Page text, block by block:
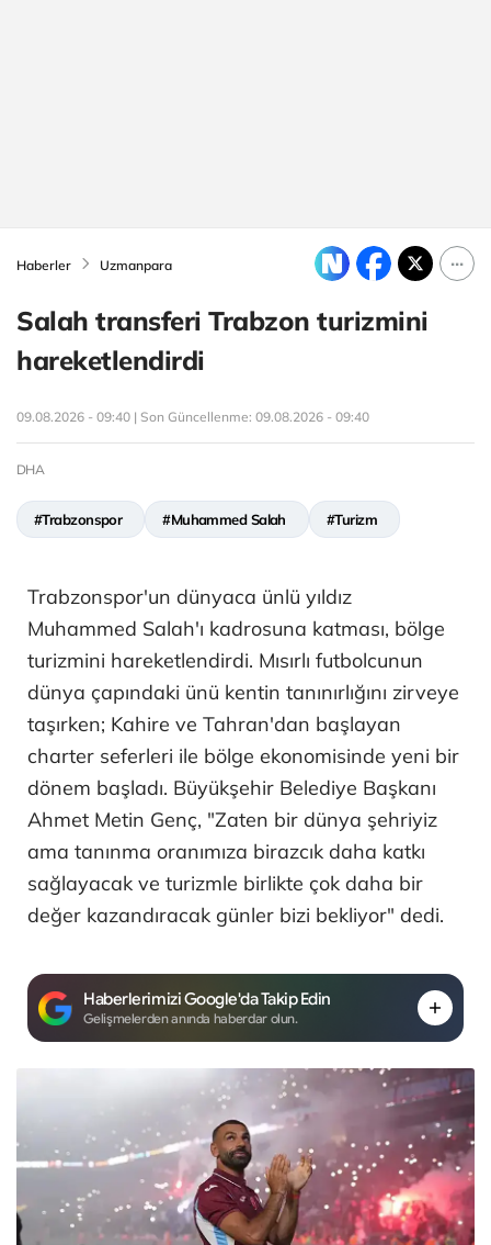
Haberler Uzmanpara
Salah transferi Trabzon turizmini
hareketlendirdi
09.08.2026 - 09:40 | Son Güncellenme: 09.08.2026 - 09:40
DHA
#Trabzonspor #Muhammed Salah #Turizm
Trabzonspor'un dünyaca ünlü yıldız
Muhammed Salah'ı kadrosuna katması, bölge
turizmini hareketlendirdi. Mısırlı futbolcunun
dünya çapındaki ünü kentin tanınırlığını zirveye
taşırken; Kahire ve Tahran'dan başlayan
charter seferleri ile bölge ekonomisinde yeni bir
dönem başladı. Büyükşehir Belediye Başkanı
Ahmet Metin Genç, "Zaten bir dünya şehriyiz
ama tanınma oranımıza birazcık daha katkı
sağlayacak ve turizmle birlikte çok daha bir
değer kazandıracak günler bizi bekliyor" dedi.
Haberlerimizi Google'da Takip Edin
Gelişmelerden anında haberdar olun.